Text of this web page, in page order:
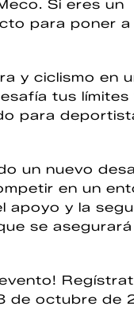
Si eres un
para poner a
y ciclismo en
tus límites
para
un nuevo
en un
apoyo y la
se
de octubre de